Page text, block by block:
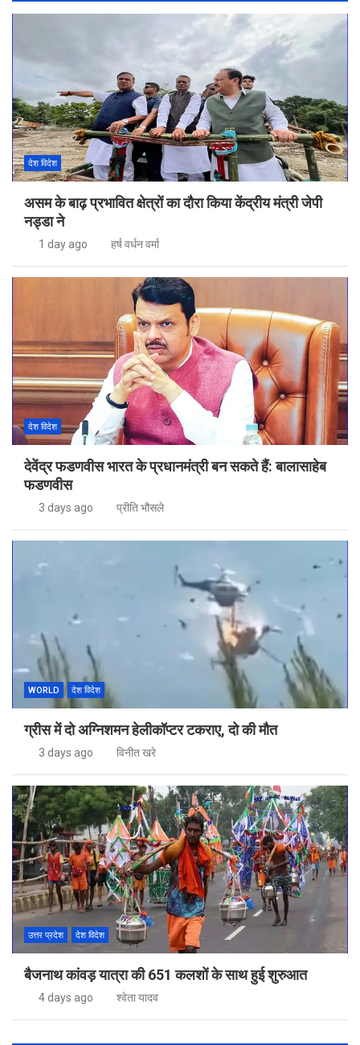
देश विदेश
असम के बाढ़ प्रभावित क्षेत्रों का दौरा किया केंद्रीय मंत्री जेपी
नड्डा ने
1 day ago हर्ष वर्धन वर्मा
देश विदेश
देवेंद्र फडणवीस भारत के प्रधानमंत्री बन सकते हैं: बालासाहेब
फडणवीस
3 days ago प्रीति भौसले
WORLD देश विदेश
ग्रीस में दो अग्निशमन हेलीकॉप्टर टकराए, दो की मौत
3 days ago विनीत खरे
उत्तर प्रदेश देश विदेश
बैजनाथ कांवड़ यात्रा की 651 कलशों के साथ हुई शुरुआत
4 days ago श्वेता यादव